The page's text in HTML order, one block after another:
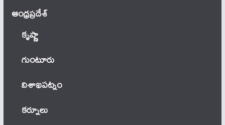
ఆంధ్ర‌ప్ర‌దేశ్
కృష్ణా
గుంటూరు
విశాఖపట్నం
కర్నూలు